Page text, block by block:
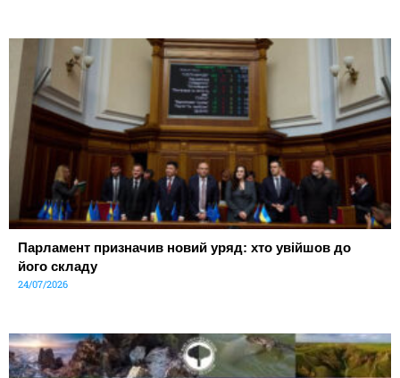
Парламент призначив новий уряд: хто увійшов до
його складу
24/07/2026